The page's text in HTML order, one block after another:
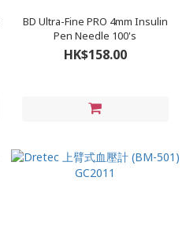
BD Ultra-Fine PRO 4mm Insulin
Pen Needle 100's
HK$158.00